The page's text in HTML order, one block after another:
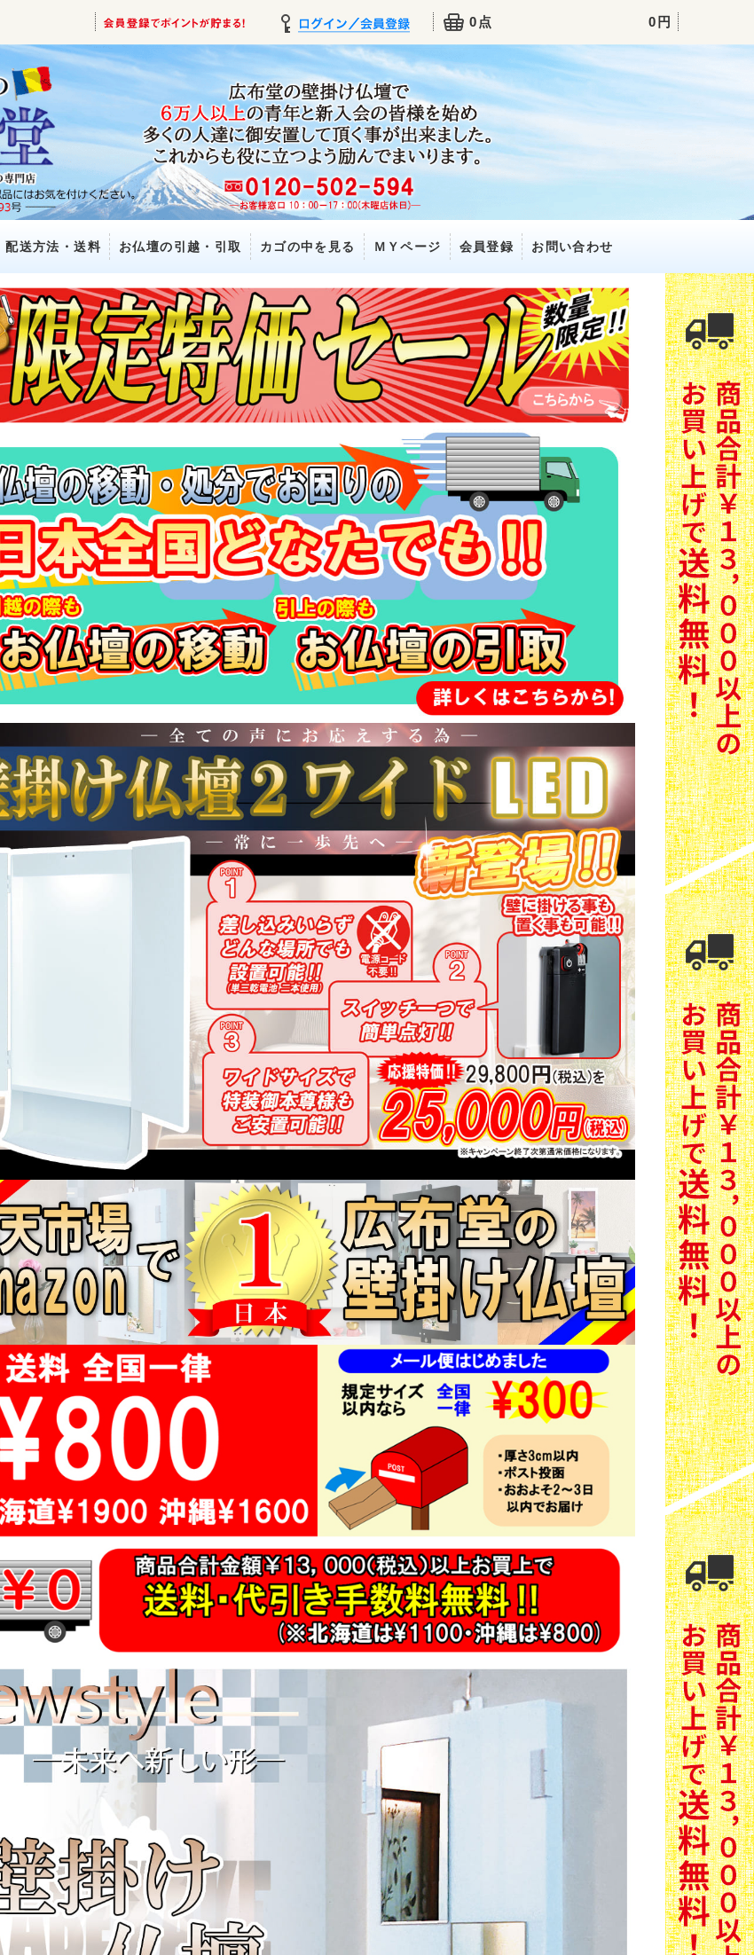
0点 0円
配送方法・送料 お仏壇の引越・引取 カゴの中を見る ＭＹページ 会員登録 お問い合わせ